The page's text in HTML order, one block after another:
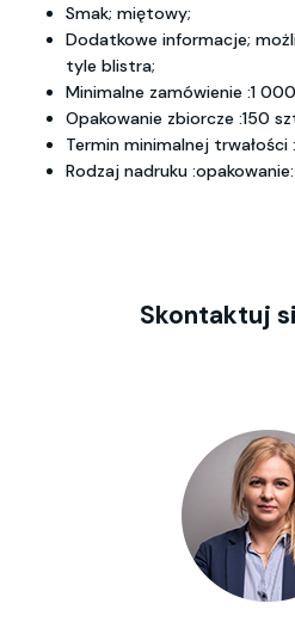
Smak; miętowy;
Dodatkowe informacje;
tyle blistra;
Minimalne zamówienie :1
Opakowanie zbiorcze :150
Termin minimalnej trwałości
Rodzaj nadruku
Skontaktuj